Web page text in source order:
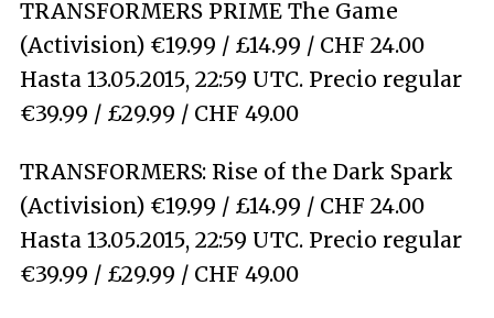
TRANSFORMERS PRIME The Game
(Activision) €19.99 / £14.99 / CHF 24.00
Hasta 13.05.2015, 22:59 UTC. Precio regular
€39.99 / £29.99 / CHF 49.00
TRANSFORMERS: Rise of the Dark Spark
(Activision) €19.99 / £14.99 / CHF 24.00
Hasta 13.05.2015, 22:59 UTC. Precio regular
€39.99 / £29.99 / CHF 49.00